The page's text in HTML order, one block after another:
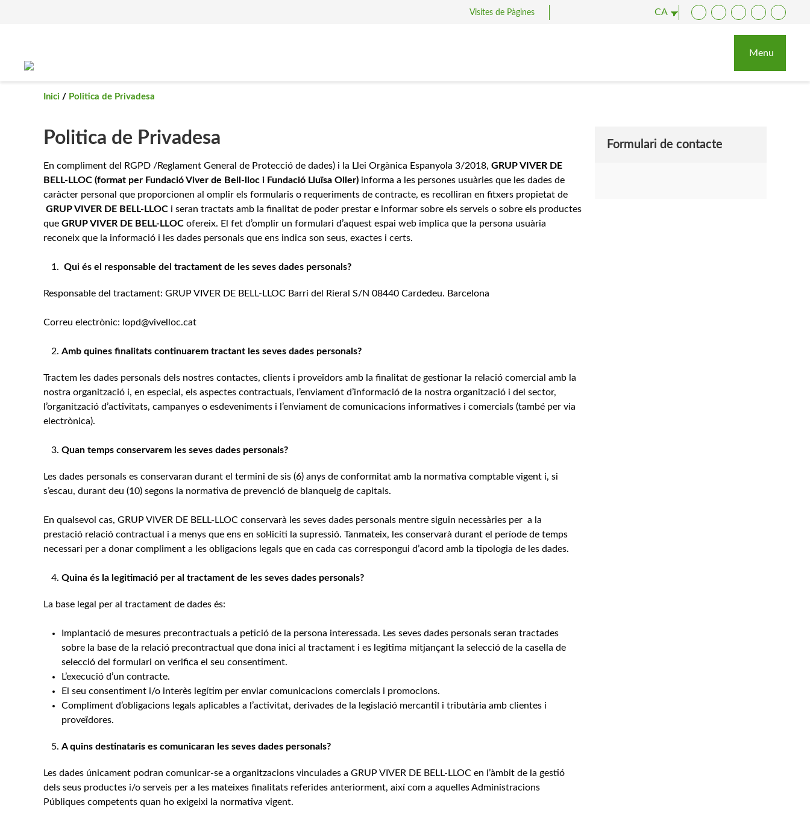
Visites de Pàgines CA
Facebook
TwitterYouTubeInstagram
Menu
Inici / Politica de Privadesa
Politica de Privadesa
En compliment del RGPD /Reglament General de Protecció de dades) i la Llei Orgànica Espanyola 3/2018, GRUP VIVER DE
BELL-LLOC (format per Fundació Viver de Bell-lloc i Fundació Lluïsa Oller) informa a les persones usuàries que les dades de
caràcter personal que proporcionen al omplir els formularis o requeriments de contracte, es recolliran en fitxers propietat de
GRUP VIVER DE BELL-LLOC i seran tractats amb la finalitat de poder prestar e informar sobre els serveis o sobre els productes
que GRUP VIVER DE BELL-LLOC ofereix. El fet d’omplir un formulari d’aquest espai web implica que la persona usuària
reconeix que la informació i les dades personals que ens indica son seus, exactes i certs.
Qui és el responsable del tractament de les seves dades personals?
Responsable del tractament: GRUP VIVER DE BELL-LLOC Barri del Rieral S/N 08440 Cardedeu. Barcelona
Correu electrònic: lopd@vivelloc.cat
Amb quines finalitats continuarem tractant les seves dades personals?
Tractem les dades personals dels nostres contactes, clients i proveïdors amb la finalitat de gestionar la relació comercial amb la
nostra organització i, en especial, els aspectes contractuals, l’enviament d’informació de la nostra organització i del sector,
l’organització d’activitats, campanyes o esdeveniments i l’enviament de comunicacions informatives i comercials (també per via
electrònica).
Quan temps conservarem les seves dades personals?
Les dades personals es conservaran durant el termini de sis (6) anys de conformitat amb la normativa comptable vigent i, si
s’escau, durant deu (10) segons la normativa de prevenció de blanqueig de capitals.
En qualsevol cas, GRUP VIVER DE BELL-LLOC conservarà les seves dades personals mentre siguin necessàries per a la
prestació relació contractual i a menys que ens en sol·liciti la supressió. Tanmateix, les conservarà durant el període de temps
necessari per a donar compliment a les obligacions legals que en cada cas correspongui d’acord amb la tipologia de les dades.
Quina és la legitimació per al tractament de les seves dades personals?
La base legal per al tractament de dades és:
Implantació de mesures precontractuals a petició de la persona interessada. Les seves dades personals seran tractades
sobre la base de la relació precontractual que dona inici al tractament i es legitima mitjançant la selecció de la casella de
selecció del formulari on verifica el seu consentiment.
L’execució d’un contracte.
El seu consentiment i/o interès legítim per enviar comunicacions comercials i promocions.
Compliment d’obligacions legals aplicables a l’activitat, derivades de la legislació mercantil i tributària amb clientes i
proveïdores.
A quins destinataris es comunicaran les seves dades personals?
Les dades únicament podran comunicar-se a organitzacions vinculades a GRUP VIVER DE BELL-LLOC en l’àmbit de la gestió
dels seus productes i/o serveis per a les mateixes finalitats referides anteriorment, així com a aquelles Administracions
Públiques competents quan ho exigeixi la normativa vigent.
Formulari de contacte